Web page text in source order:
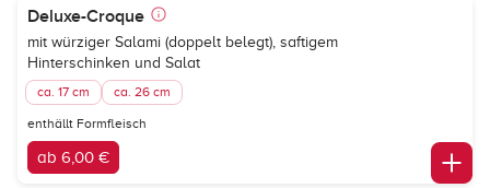
Deluxe-Croque
mit würziger Salami (doppelt belegt), saftigem
Hinterschinken und Salat
ca. 17 cm ca. 26 cm
enthällt Formfleisch
ab 6,00 €